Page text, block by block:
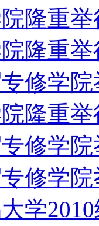
隆重
隆重
修学
隆重
修学
修学
学